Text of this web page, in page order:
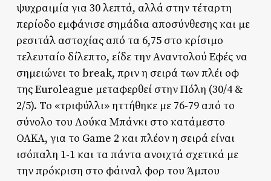
ψυχραιμία για 30 λεπτά, αλλά στην τέταρτη
περίοδο εμφάνισε σημάδια αποσύνθεσης και με
ρεσιτάλ αστοχίας από τα 6,75 στο κρίσιμο
τελευταίο δίλεπτο, είδε την Αναντολού Εφές να
σημειώνει το break, πριν η σειρά των πλέι οφ
της Euroleague μεταφερθεί στην Πόλη (30/4 &
2/5). Το «τριφύλλι» ηττήθηκε με 76-79 από το
σύνολο του Λούκα Μπάνκι στο κατάμεστο
ΟΑΚΑ, για το Game 2 και πλέον η σειρά είναι
ισόπαλη 1-1 και τα πάντα ανοιχτά σχετικά με
την πρόκριση στο φάιναλ φορ του Άμπου